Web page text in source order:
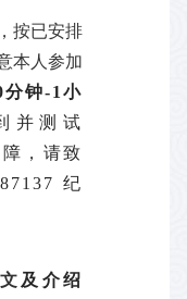
按已安排
本人参加
分钟-1小
并测试
，请致
纪
及介绍